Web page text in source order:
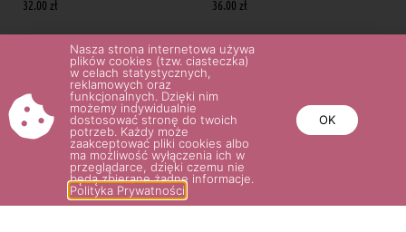
32.00 zł
Wybierz opcje
36.00 zł
Wybierz opcje
POTRZEBUJESZ POMOCY? NAPISZ
LUB ZADZWOŃ DO NAS!
SKLEP@ROSARIUM.COM.PL
Nasza strona internetowa używa
plików cookies (tzw. ciasteczka)
w celach statystycznych,
reklamowych oraz
funkcjonalnych. Dzięki nim
możemy indywidualnie
dostosować stronę do twoich
potrzeb. Każdy może
zaakceptować pliki cookies albo
ma możliwość wyłączenia ich w
przeglądarce, dzięki czemu nie
będą zbierane żadne informacje.
Polityka Prywatności
OK